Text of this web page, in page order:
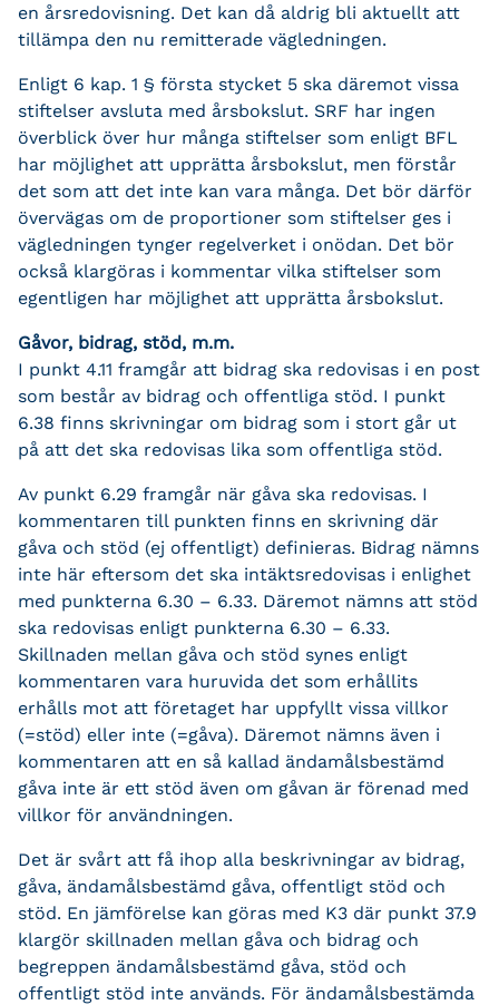
en årsredovisning. Det kan då aldrig bli aktuellt att
tillämpa den nu remitterade vägledningen.
Enligt 6 kap. 1 § första stycket 5 ska däremot vissa
stiftelser avsluta med årsbokslut. SRF har ingen
överblick över hur många stiftelser som enligt BFL
har möjlighet att upprätta årsbokslut, men förstår
det som att det inte kan vara många. Det bör därför
övervägas om de proportioner som stiftelser ges i
vägledningen tynger regelverket i onödan. Det bör
också klargöras i kommentar vilka stiftelser som
egentligen har möjlighet att upprätta årsbokslut.
Gåvor, bidrag, stöd, m.m.
I punkt 4.11 framgår att bidrag ska redovisas i en post
som består av bidrag och offentliga stöd. I punkt
6.38 finns skrivningar om bidrag som i stort går ut
på att det ska redovisas lika som offentliga stöd.
Av punkt 6.29 framgår när gåva ska redovisas. I
kommentaren till punkten finns en skrivning där
gåva och stöd (ej offentligt) definieras. Bidrag nämns
inte här eftersom det ska intäktsredovisas i enlighet
med punkterna 6.30 – 6.33. Däremot nämns att stöd
ska redovisas enligt punkterna 6.30 – 6.33.
Skillnaden mellan gåva och stöd synes enligt
kommentaren vara huruvida det som erhållits
erhålls mot att företaget har uppfyllt vissa villkor
(=stöd) eller inte (=gåva). Däremot nämns även i
kommentaren att en så kallad ändamålsbestämd
gåva inte är ett stöd även om gåvan är förenad med
villkor för användningen.
Det är svårt att få ihop alla beskrivningar av bidrag,
gåva, ändamålsbestämd gåva, offentligt stöd och
stöd. En jämförelse kan göras med K3 där punkt 37.9
klargör skillnaden mellan gåva och bidrag och
begreppen ändamålsbestämd gåva, stöd och
offentligt stöd inte används. För ändamålsbestämda